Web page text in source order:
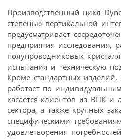
Производственный цикл
степенью вертикальной
предусматривает
предприятия исследования,
полупроводниковых
испытания и техническую
Кроме стандартных
работает по
касается клиентов из ВПК и
сектора, а также крупных
специфическими
удовлетворения